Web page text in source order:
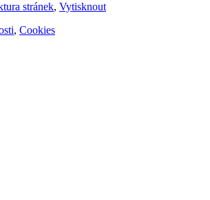
stránek, Vytisknout
, Cookies